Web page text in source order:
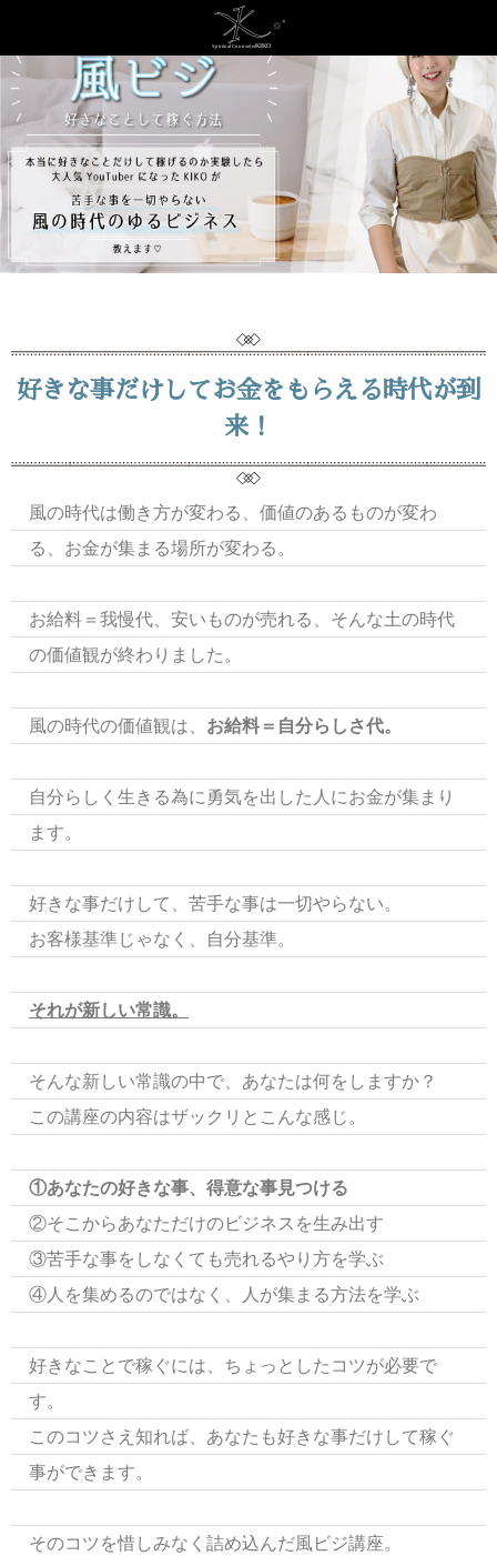
好きな事だけしてお金をもらえる時代が到
来！
風の時代は働き方が変わる、価値のあるものが変わ
る、お金が集まる場所が変わる。
お給料＝我慢代、安いものが売れる、そんな土の時代
の価値観が終わりました。
風の時代の価値観は、 お給料＝自分らしさ代。
自分らしく生きる為に勇気を出した人にお金が集まり
ます。
好きな事だけして、苦手な事は一切やらない。
お客様基準じゃなく、自分基準。
それが新しい常識。
そんな新しい常識の中で、あなたは何をしますか？
この講座の内容はザックリとこんな感じ。
①あなたの好きな事、得意な事見つける
②そこからあなただけのビジネスを生み出す
③苦手な事をしなくても売れるやり方を学ぶ
④人を集めるのではなく、人が集まる方法を学ぶ
好きなことで稼ぐには、ちょっとしたコツが必要で
す。
このコツさえ知れば、あなたも好きな事だけして稼ぐ
事ができます。
そのコツを惜しみなく詰め込んだ風ビジ講座。